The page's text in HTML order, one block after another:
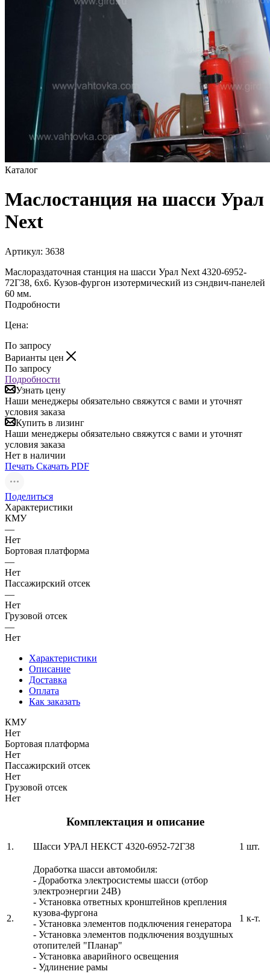
Каталог
Маслостанция на шасси Урал
Next
Артикул: 3638
Маслораздаточная станция на шасси Урал Next 4320-6952-
72Г38, 6х6. Кузов-фургон изотермический из сэндвич-панелей
60 мм.
Подробности
Цена:
По запросу
Варианты цен
По запросу
Подробности
Узнать цену
Наши менеджеры обязательно свяжутся с вами и уточнят
условия заказа
Купить в лизинг
Наши менеджеры обязательно свяжутся с вами и уточнят
условия заказа
Нет в наличии
Печать Скачать PDF
Поделиться
Характеристики
КМУ
—
Нет
Бортовая платформа
—
Нет
Пассажирский отсек
—
Нет
Грузовой отсек
—
Нет
Характеристики
Описание
Доставка
Оплата
Как заказать
КМУ
Нет
Бортовая платформа
Нет
Пассажирский отсек
Нет
Грузовой отсек
Нет
Комплектация и описание
1. Шасси УРАЛ НЕКСТ 4320-6952-72Г38 1 шт.
2.
Доработка шасси автомобиля:
- Доработка электросистемы шасси (отбор
электроэнергии 24В)
- Установка ответных кронштейнов крепления
кузова-фургона
- Установка элементов подключения генератора
- Установка элементов подключения воздушных
отопителей "Планар"
- Установка аварийного освещения
- Удлинение рамы
1 к-т.